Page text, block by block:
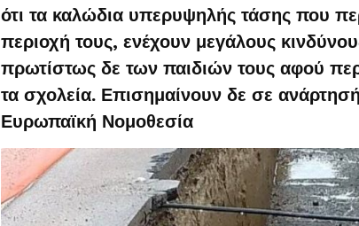
ότι τα καλώδια υπερυψηλής τάσης που
περιοχή τους, ενέχουν μεγάλους
πρωτίστως δε των παιδιών τους αφού
τα σχολεία. Επισημαίνουν δε σε ανάρτησή
Ευρωπαϊκή Νομοθεσία